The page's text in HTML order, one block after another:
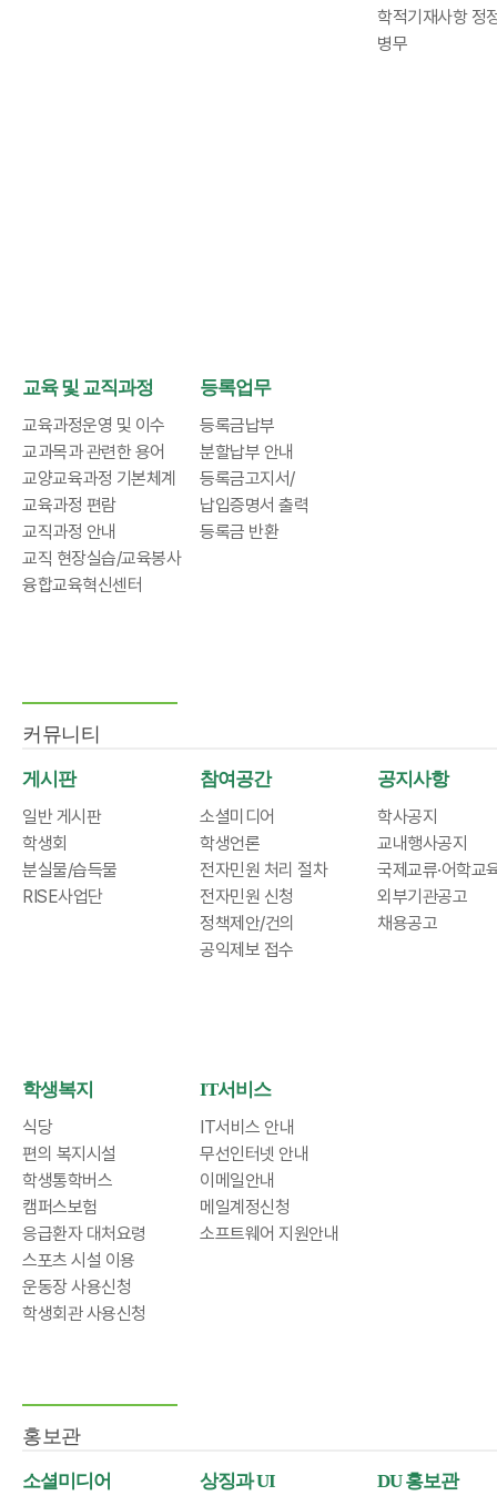
학적기재사항 정
병무
교육 및 교직과정
교육과정운영 및 이수
교과목과 관련한 용어
교양교육과정 기본체계
교육과정 편람
교직과정 안내
교직 현장실습/교육봉사
융합교육혁신센터
등록업무
등록금납부
분할납부 안내
등록금고지서/
납입증명서 출력
등록금 반환
커뮤니티
게시판
일반 게시판
학생회
분실물/습득물
RISE사업단
참여공간
소셜미디어
학생언론
전자민원 처리 절차
전자민원 신청
정책제안/건의
공익제보 접수
공지사항
학사공지
교내행사공지
국제교류·어학교
외부기관공고
채용공고
학생복지
식당
편의 복지시설
학생통학버스
캠퍼스보험
응급환자 대처요령
스포츠 시설 이용
운동장 사용신청
학생회관 사용신청
IT서비스
IT서비스 안내
무선인터넷 안내
이메일안내
메일계정신청
소프트웨어 지원안내
홍보관
소셜미디어
상징과 UI
DU 홍보관